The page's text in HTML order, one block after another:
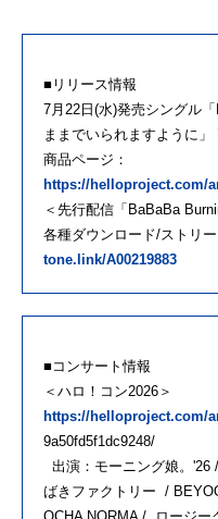
■リリース情報
7月22日(水)発売シングル
ままでいられますように」
商品ページ：
https://helloproject.com/
＜先行配信「BaBaBa
各種ダウンロード/ストリ
tone.link/A00219883
■コンサート情報
＜ハロ！コン2026＞
https://helloproject.com/
9a50fd5f1dc9248/
出演：モーニング娘。
ばきファクトリー /